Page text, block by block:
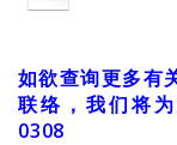
如欲查询更多有
联络，我们将
0308